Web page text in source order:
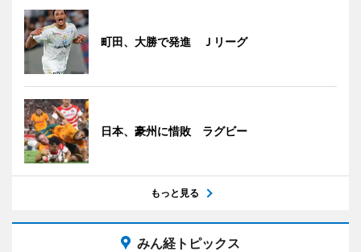
町田、大勝で発進 Ｊリーグ
日本、豪州に惜敗 ラグビー
もっと見る
みん経トピックス